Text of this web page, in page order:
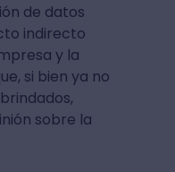
de datos
indirecto
y la
si bien ya no
sobre la